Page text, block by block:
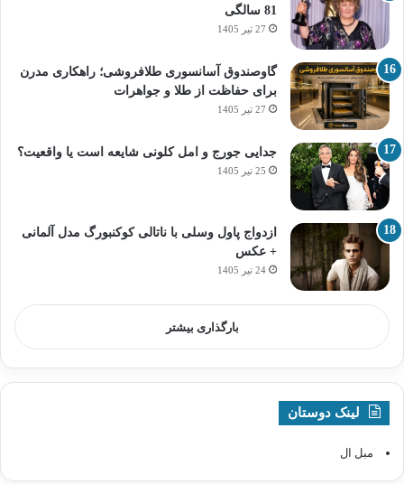
81 سالگی
27 تیر 1405
گاوصندوق آسانسوری طلافروشی؛ راهکاری مدرن
برای حفاظت از طلا و جواهرات
27 تیر 1405
جدایی جورج و امل کلونی شایعه است یا واقعیت؟
25 تیر 1405
ازدواج پاول وسلی با ناتالی کوکنبورگ مدل آلمانی
+ عکس
24 تیر 1405
بارگذاری بیشتر
لینک دوستان
مبل ال